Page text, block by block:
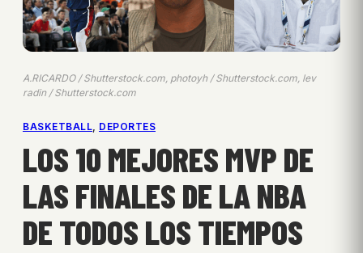
A.RICARDO / Shutterstock.com, photoyh / Shutterstock.com, lev
radin / Shutterstock.com
BASKETBALL, DEPORTES
LOS 10 MEJORES MVP DE
LAS FINALES DE LA NBA
DE TODOS LOS TIEMPOS